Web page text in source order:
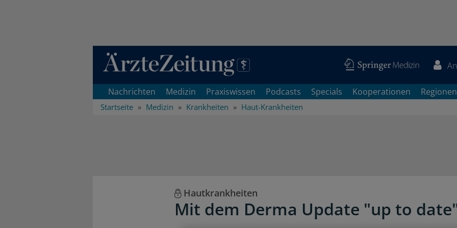
Direkt zum Inhaltsbereich
Nachrichten Medizin Praxiswissen Podcasts Specials Kooperationen Regionen
Startseite Medizin Krankheiten Haut-Krankheiten
Hautkrankheiten
Mit dem Derma Update "up to